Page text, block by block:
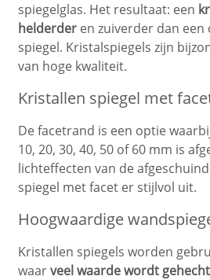
spiegelglas. Het resultaat: een
helderder en zuiverder dan
spiegel. Kristalspiegels zijn
van hoge kwaliteit.
Kristallen spiegel met
De facetrand is een optie
10, 20, 30, 40, 50 of 60 mm is
lichteffecten van de
spiegel met facet er stijlvol uit.
Hoogwaardige
Kristallen spiegels worden
waarveel waardewordt